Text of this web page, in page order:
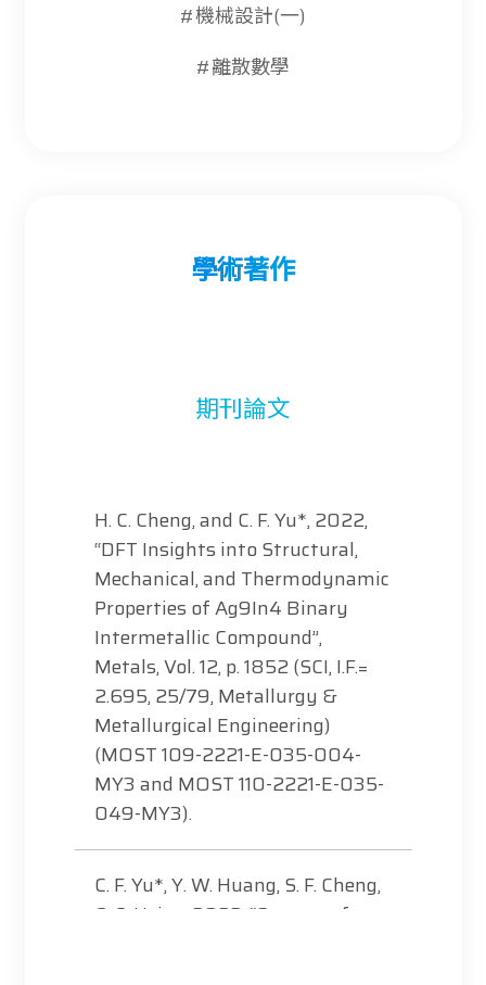
#機械設計(一)
#離散數學
學術著作
期刊論文
H. C. Cheng, and C. F. Yu*, 2022,
“DFT Insights into Structural,
Mechanical, and Thermodynamic
Properties of Ag9In4 Binary
Intermetallic Compound”,
Metals, Vol. 12, p. 1852 (SCI, I.F.=
2.695, 25/79, Metallurgy &
Metallurgical Engineering)
(MOST 109-2221-E-035-004-
MY3 and MOST 110-2221-E-035-
049-MY3).
C. F. Yu*, Y. W. Huang, S. F. Cheng,
C. C. Hsiao, 2022, “Strategy for